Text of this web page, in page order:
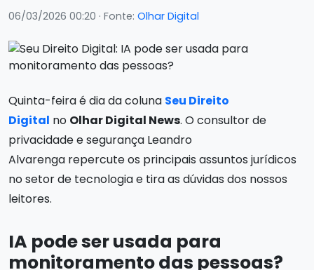
06/03/2026 00:20 · Fonte: Olhar Digital
Quinta-feira é dia da coluna Seu Direito
Digital no Olhar Digital News. O consultor de
privacidade e segurança Leandro
Alvarenga repercute os principais assuntos jurídicos
no setor de tecnologia e tira as dúvidas dos nossos
leitores.
IA pode ser usada para
monitoramento das pessoas?